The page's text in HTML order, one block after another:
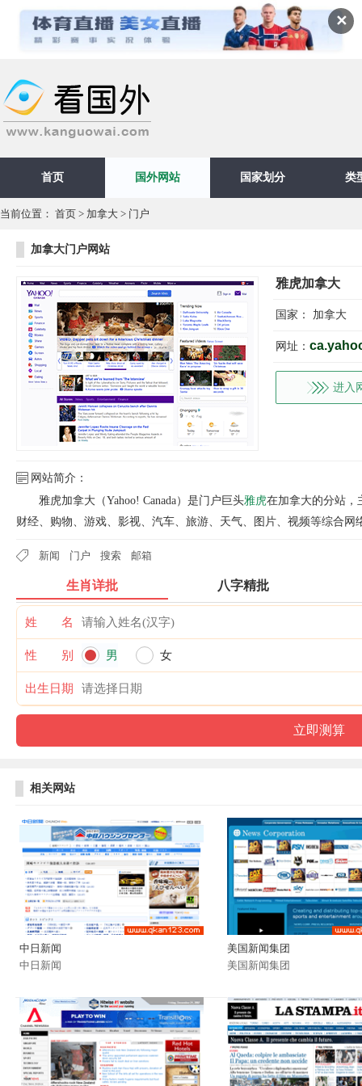
✕
首页 国外网站 国家划分 类
当前位置： 首页 > 加拿大 > 门户
加拿大门户网站
雅虎加拿大
国家： 加拿大
网址：
进入
网站简介：
雅虎加拿大（Yahoo! Canada）是门户巨头雅虎在加拿大的分站，
财经、购物、游戏、影视、汽车、旅游、天气、图片、视频等综合网
新闻 门户 搜索 邮箱
生肖详批 八字精批
姓 名
性 别 男 女
出生日期
相关网站
中日新闻
中日新闻
美国新闻集团
美国新闻集团